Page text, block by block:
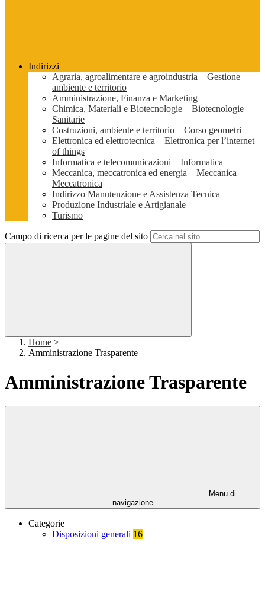
Indirizzi
Agraria, agroalimentare e agroindustria – Gestione
ambiente e territorio
Amministrazione, Finanza e Marketing
Chimica, Materiali e Biotecnologie – Biotecnologie
Sanitarie
Costruzioni, ambiente e territorio – Corso geometri
Elettronica ed elettrotecnica – Elettronica per l’internet
of things
Informatica e telecomunicazioni – Informatica
Meccanica, meccatronica ed energia – Meccanica –
Meccatronica
Indirizzo Manutenzione e Assistenza Tecnica
Produzione Industriale e Artigianale
Turismo
Campo di ricerca per le pagine del sito
Home >
Amministrazione Trasparente
Amministrazione Trasparente
Menu di
navigazione
Categorie
Disposizioni generali 16